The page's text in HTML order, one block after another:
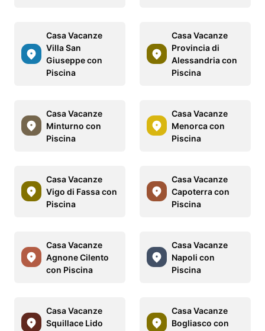
Casa Vacanze
Villa San
Giuseppe con
Piscina
Casa Vacanze
Provincia di
Alessandria con
Piscina
Casa Vacanze
Minturno con
Piscina
Casa Vacanze
Menorca con
Piscina
Casa Vacanze
Vigo di Fassa con
Piscina
Casa Vacanze
Capoterra con
Piscina
Casa Vacanze
Agnone Cilento
con Piscina
Casa Vacanze
Napoli con
Piscina
Casa Vacanze
Squillace Lido
Casa Vacanze
Bogliasco con